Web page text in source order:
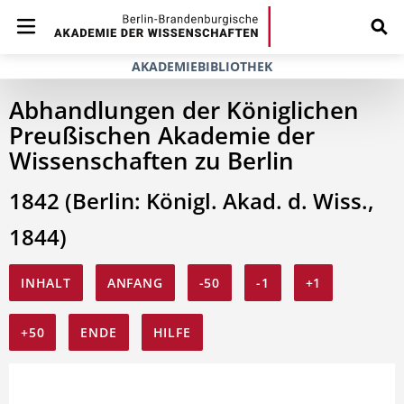
AKADEMIEBIBLIOTHEK
Abhandlungen der Königlichen
Preußischen Akademie der
Wissenschaften zu Berlin
1842 (Berlin: Königl. Akad. d. Wiss.,
1844)
INHALT ANFANG -50 -1 +1
+50 ENDE HILFE